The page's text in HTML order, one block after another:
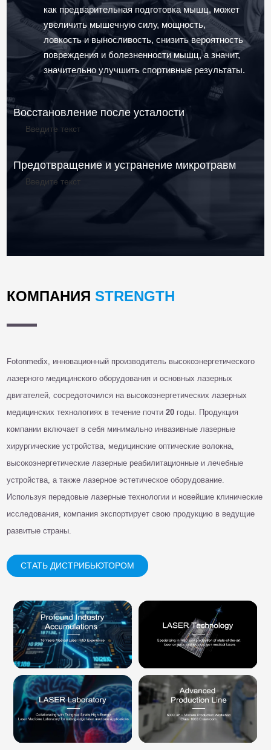
как предварительная подготовка мышц, может
увеличить мышечную силу, мощность,
ловкость и выносливость, снизить вероятность
повреждения и болезненности мышц, а значит,
значительно улучшить спортивные результаты.
Восстановление после усталости
Введите текст
Предотвращение и устранение микротравм
Введите текст
КОМПАНИЯSTRENGTH
Fotonmedix, инновационный производитель высокоэнергетического
лазерного медицинского оборудования и основных лазерных
двигателей, сосредоточился на высокоэнергетических лазерных
медицинских технологиях в течение почти20 годы. Продукция
компании включает в себя минимально инвазивные лазерные
хирургические устройства, медицинские оптические волокна,
высокоэнергетические лазерные реабилитационные и лечебные
устройства, а также лазерное эстетическое оборудование.
Используя передовые лазерные технологии и новейшие клинические
исследования, компания экспортирует свою продукцию в ведущие
развитые страны.
СТАТЬ ДИСТРИБЬЮТОРОМ